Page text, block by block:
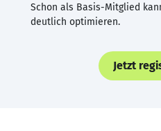
Schon als Basis-Mitglied
deutlich optimieren.
Jetzt